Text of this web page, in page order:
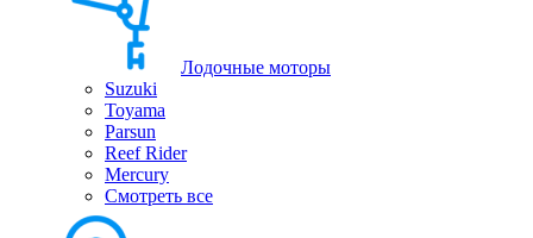
Лодочные моторы
Suzuki
Toyama
Parsun
Reef Rider
Mercury
Смотреть все